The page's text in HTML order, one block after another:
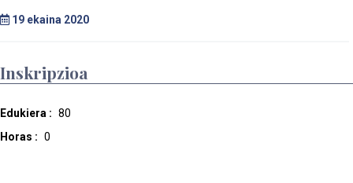
19 ekaina 2020
Inskripzioa
Edukiera : 80
Horas : 0